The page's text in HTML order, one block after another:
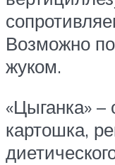
Возможно
жуком.
«Цыганка» –
картошка,